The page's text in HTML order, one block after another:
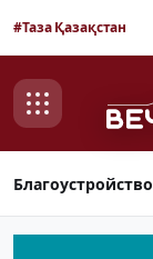
#Таза Қазақстан
Благоустройство